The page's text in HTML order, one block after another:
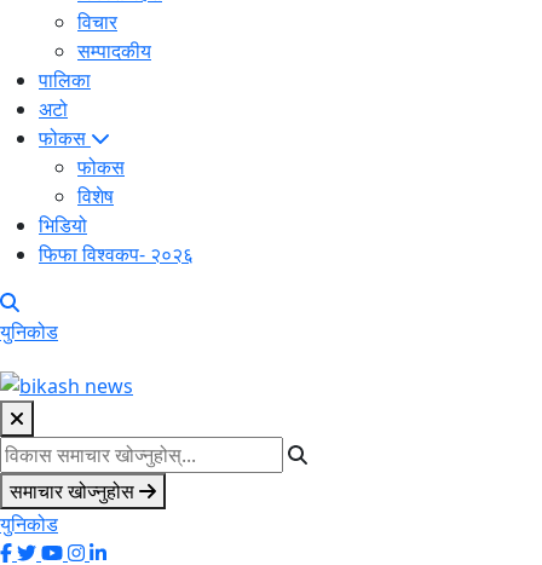
विचार
सम्पादकीय
पालिका
अटो
फोकस
फोकस
विशेष
भिडियो
फिफा विश्वकप- २०२६
युनिकोड
समाचार खोज्नुहोस
युनिकोड